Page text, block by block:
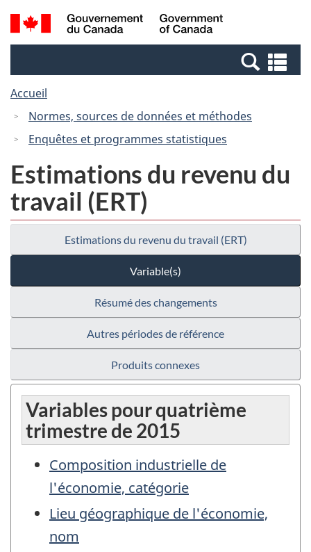
Passer
au
Passer
à
Canada
Recherche
et
et
Accueil
Normes, sources de données et méthodes
Enquêtes et programmes statistiques
Estimations du revenu du
travail (ERT)
Estimations du revenu du travail (ERT)
Variable(s)
Résumé des changements
Autres périodes de référence
Produits connexes
Variables pour quatrième
trimestre de 2015
Composition industrielle de
l'économie, catégorie
Lieu géographique de l'économie,
nom